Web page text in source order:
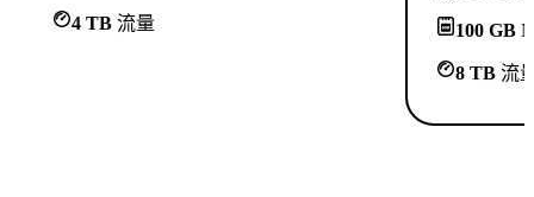
4 TB 流量 100 GB
8 TB 流